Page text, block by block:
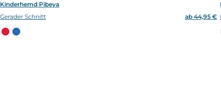
Kinderhemd Pibeya
Gerader Schnitt
ab 44,95 €